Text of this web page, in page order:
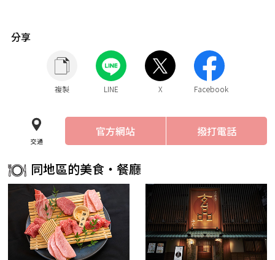
分享
複製 LINE X Facebook
交通
官方網站 撥打電話
同地區的美食・餐廳